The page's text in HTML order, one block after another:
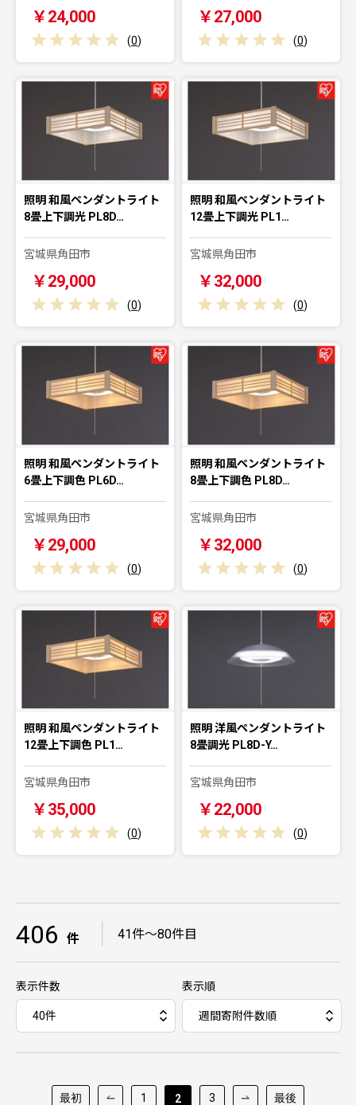
￥24,000
(0)
￥27,000
(0)
照明 和風ペンダントライト
8畳上下調光 PL8D…
宮城県角田市
￥29,000
(0)
照明 和風ペンダントライト
12畳上下調光 PL1…
宮城県角田市
￥32,000
(0)
照明 和風ペンダントライト
6畳上下調色 PL6D…
宮城県角田市
￥29,000
(0)
照明 和風ペンダントライト
8畳上下調色 PL8D…
宮城県角田市
￥32,000
(0)
照明 和風ペンダントライト
12畳上下調色 PL1…
宮城県角田市
￥35,000
(0)
照明 洋風ペンダントライト
8畳調光 PL8D-Y…
宮城県角田市
￥22,000
(0)
406 件 41件～80件目
表示件数 表示順
最初 1 2 3 最後